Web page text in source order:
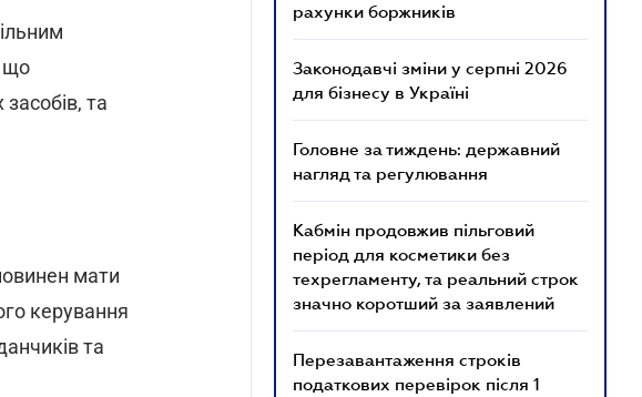
що
засобів, та
мати
керування
та
рахунки боржників
Законодавчі зміни у серпні 2026
для бізнесу в Україні
Головне за тиждень: державний
нагляд та регулювання
Кабмін продовжив пільговий
період для косметики без
техрегламенту, та реальний строк
значно коротший за заявлений
Перезавантаження строків
податкових перевірок після 1